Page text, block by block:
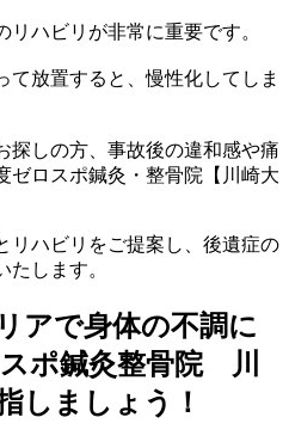
ハビリが非常に重要です。
て放置すると、慢性化してしま
探しの方、事故後の違和感や痛
ゼロスポ鍼灸・整骨院【川崎大
リハビリをご提案し、後遺症の
します。
アで身体の不調に
ポ鍼灸整骨院 川
しましょう！